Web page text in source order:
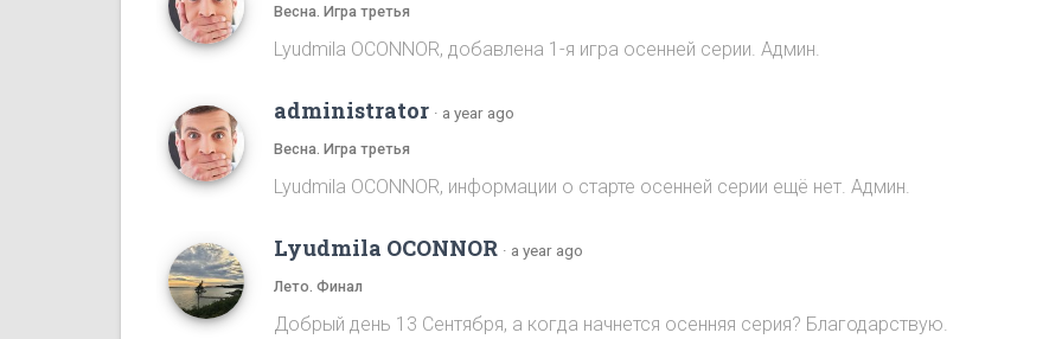
Весна. Игра третья
Lyudmila OCONNOR, добавлена 1-я игра осенней серии. Админ.
administrator · a year ago
Весна. Игра третья
Lyudmila OCONNOR, информации о старте осенней серии ещё нет. Админ.
Lyudmila OCONNOR · a year ago
Лето. Финал
Добрый день 13 Сентября, а когда начнется осенняя серия? Благодарствую.